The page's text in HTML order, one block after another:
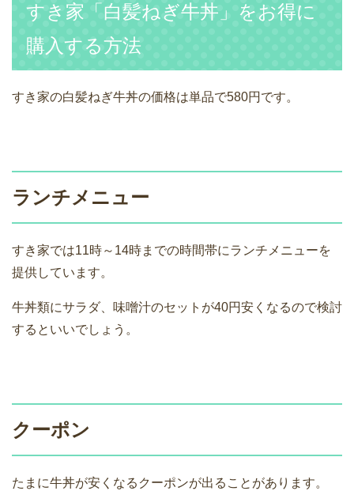
すき家「白髪ねぎ牛丼」をお得に
購入する方法
すき家の白髪ねぎ牛丼の価格は単品で580円です。
ランチメニュー
すき家では11時～14時までの時間帯にランチメニューを
提供しています。
牛丼類にサラダ、味噌汁のセットが40円安くなるので検討
するといいでしょう。
クーポン
たまに牛丼が安くなるクーポンが出ることがあります。